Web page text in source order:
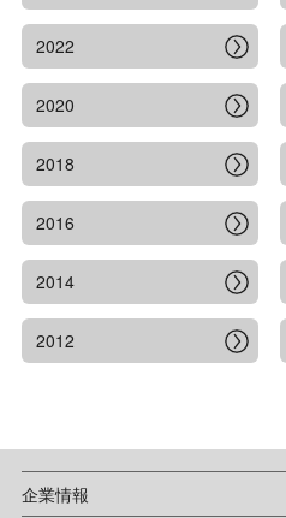
2022
2020
2018
2016
2014
2012
企業情報